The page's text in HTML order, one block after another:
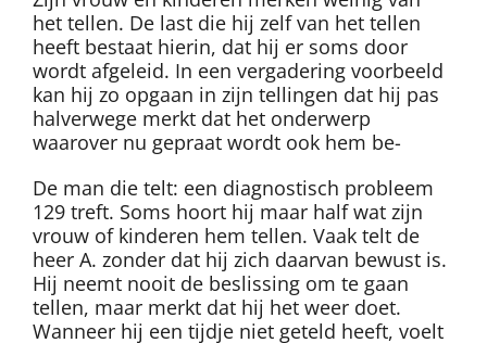
het tellen. De last die hij zelf van het tellen
heeft bestaat hierin, dat hij er soms door
wordt afgeleid. In een vergadering voorbeeld
kan hij zo opgaan in zijn tellingen dat hij pas
halverwege merkt dat het onderwerp
waarover nu gepraat wordt ook hem be-
De man die telt: een diagnostisch probleem
129 treft. Soms hoort hij maar half wat zijn
vrouw of kinderen hem tellen. Vaak telt de
heer A. zonder dat hij zich daarvan bewust is.
Hij neemt nooit de beslissing om te gaan
tellen, maar merkt dat hij het weer doet.
Wanneer hij een tijdje niet geteld heeft, voelt